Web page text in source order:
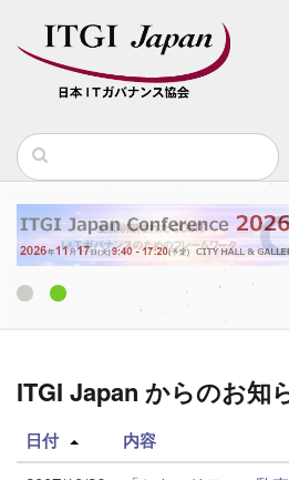
ITGI Japan からのお知
日付 内容